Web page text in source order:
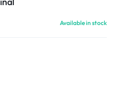
Available in stock